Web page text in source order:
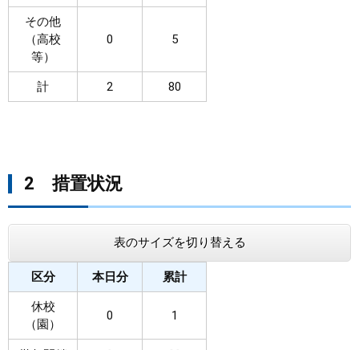
その他
（高校
等）
0 5
計 2 80
2 措置状況
表のサイズを切り替える
区分 本日分 累計
休校
（園）
0 1